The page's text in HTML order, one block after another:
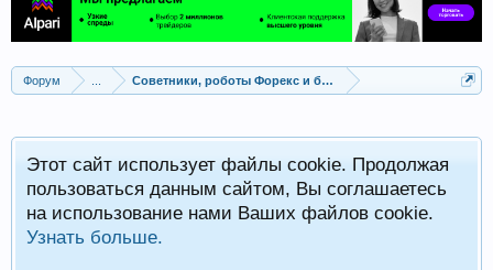
Форум Советники, роботы Форекс и бинарных опционов
Этот сайт использует файлы cookie. Продолжая
пользоваться данным сайтом, Вы соглашаетесь
на использование нами Ваших файлов cookie.
Узнать больше.